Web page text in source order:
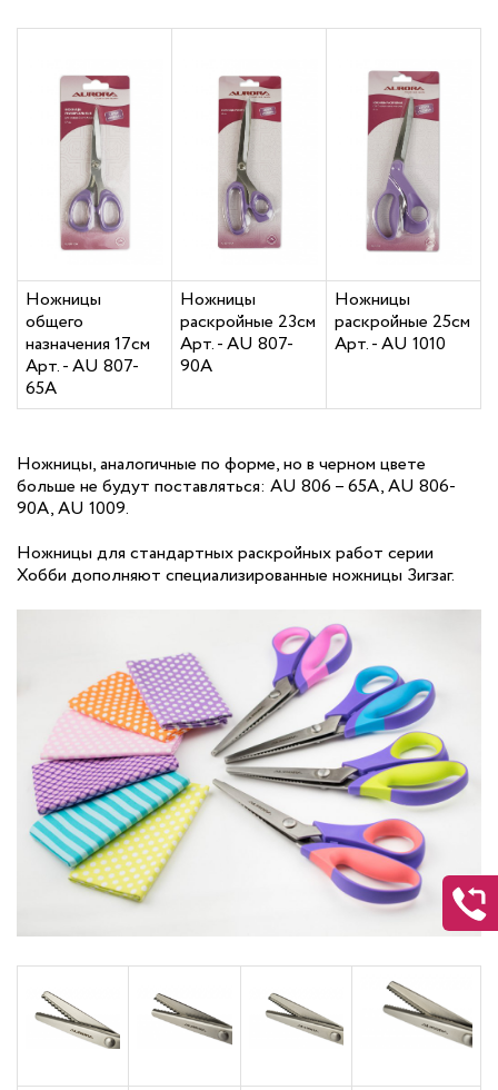
Ножницы
общего
назначения 17см
Арт. - AU 807-
65A
Ножницы
раскройные 23см
Арт. - AU 807-
90A
Ножницы
раскройные 25см
Арт. - AU 1010
Ножницы, аналогичные по форме, но в черном цвете
больше не будут поставляться: AU 806 – 65A, AU 806-
90A, AU 1009.
Ножницы для стандартных раскройных работ серии
Хобби дополняют специализированные ножницы Зигзаг.